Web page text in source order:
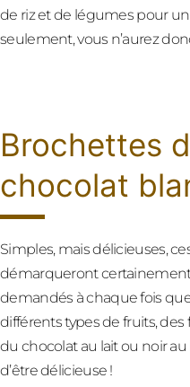
de riz et de légumes pour
seulement, vous n’aurez
Brochettes
chocolat
Simples, mais délicieuses,
démarqueront certainement
demandés à chaque fois
différents types de fruits, des
du chocolat au lait ou noir
d’être délicieuse !